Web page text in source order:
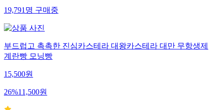
19,791명구매중
부드럽고 촉촉한 진심카스테라 대왕카스테라 대만 무항생제
계란빵 모닝빵
15,500원
26%11,500원